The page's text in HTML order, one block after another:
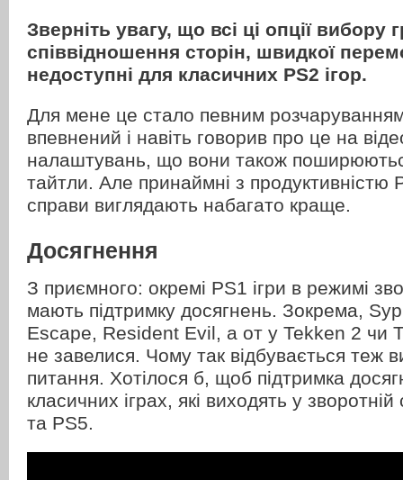
Зверніть увагу, що всі ці опції вибору
співвідношення сторін, швидкої
недоступні для класичних PS2 ігор.
Для мене це стало певним
впевнений і навіть говорив про це на
налаштувань, що вони також
тайтли. Але принаймні з продуктивністю
справи виглядають набагато краще.
Досягнення
З приємного: окремі PS1 ігри в режимі
мають підтримку досягнень. Зокрема,
Escape, Resident Evil, а от у Tekken 2 чи
не завелися. Чому так відбувається теж
питання. Хотілося б, щоб підтримка
класичних іграх, які виходять у
та PS5.